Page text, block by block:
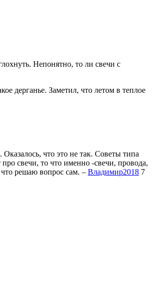
Непонятно, то ли свечи с
дерганье. Заметил, что летом в теплое
Оказалось, что это не так. Советы типа
свечи, то что именно -свечи, провода,
решаю вопрос сам. – Владимир2018 7